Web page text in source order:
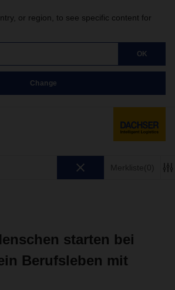
or region, to see specific content for
OK
Change
Merkliste(0)
starten bei
Berufsleben mit